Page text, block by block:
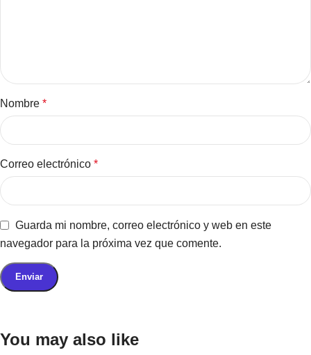
Nombre *
Correo electrónico *
Guarda mi nombre, correo electrónico y web en este
navegador para la próxima vez que comente.
You may also like